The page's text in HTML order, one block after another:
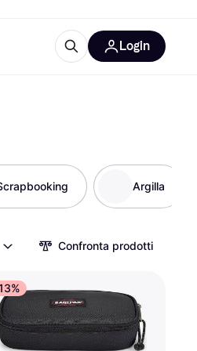
Login
Argilla
Confronta prodotti